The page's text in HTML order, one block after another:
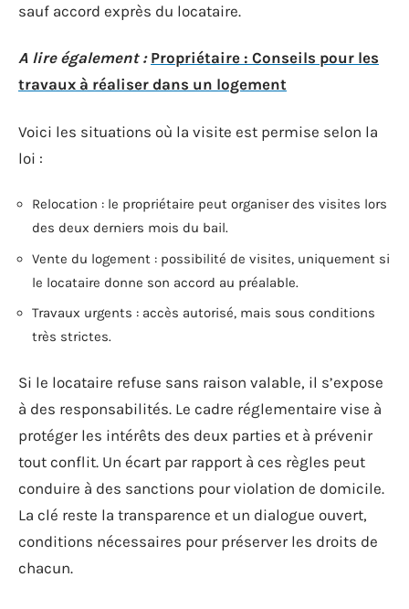
sauf accord exprès du locataire.
A lire également : Propriétaire : Conseils pour les
travaux à réaliser dans un logement
Voici les situations où la visite est permise selon la
loi :
Relocation : le propriétaire peut organiser des visites lors
des deux derniers mois du bail.
Vente du logement : possibilité de visites, uniquement si
le locataire donne son accord au préalable.
Travaux urgents : accès autorisé, mais sous conditions
très strictes.
Si le locataire refuse sans raison valable, il s’expose
à des responsabilités. Le cadre réglementaire vise à
protéger les intérêts des deux parties et à prévenir
tout conflit. Un écart par rapport à ces règles peut
conduire à des sanctions pour violation de domicile.
La clé reste la transparence et un dialogue ouvert,
conditions nécessaires pour préserver les droits de
chacun.